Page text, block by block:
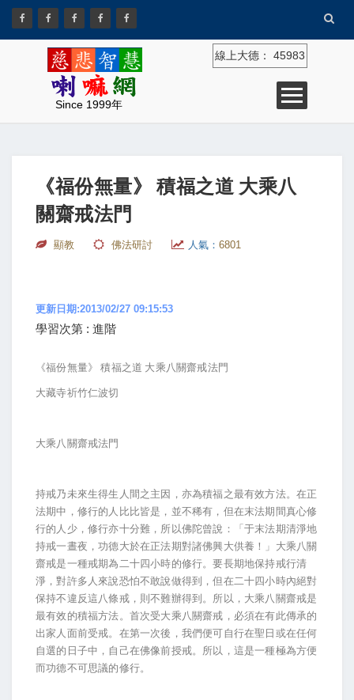
Since 1999年
線上大德： 45983
《福份無量》 積福之道 大乘八
關齋戒法門
顯教 佛法研討 人氣： 6801
更新日期:2013/02/27 09:15:53
學習次第 : 進階
《福份無量》 積福之道 大乘八關齋戒法門
大藏寺祈竹仁波切
大乘八關齋戒法門
持戒乃未來生得生人間之主因，亦為積福之最有效方法。在正
法期中，修行的人比比皆是，並不稀有，但在末法期間真心修
行的人少，修行亦十分難，所以佛陀曾說：「于末法期清淨地
持戒一晝夜，功德大於在正法期對諸佛興大供養！」大乘八關
齋戒是一種戒期為二十四小時的修行。要長期地保持戒行清
淨，對許多人來說恐怕不敢說做得到，但在二十四小時內絕對
保持不違反這八條戒，則不難辦得到。所以，大乘八關齋戒是
最有效的積福方法。首次受大乘八關齋戒，必須在有此傳承的
出家人面前受戒。在第一次後，我們便可自行在聖日或在任何
自選的日子中，自己在佛像前授戒。所以，這是一種極為方便
而功德不可思議的修行。